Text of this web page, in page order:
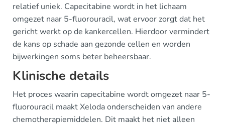
relatief uniek. Capecitabine wordt in het lichaam
omgezet naar 5-fluorouracil, wat ervoor zorgt dat het
gericht werkt op de kankercellen. Hierdoor vermindert
de kans op schade aan gezonde cellen en worden
bijwerkingen soms beter beheersbaar.
Klinische details
Het proces waarin capecitabine wordt omgezet naar 5-
fluorouracil maakt Xeloda onderscheiden van andere
chemotherapiemiddelen. Dit maakt het niet alleen